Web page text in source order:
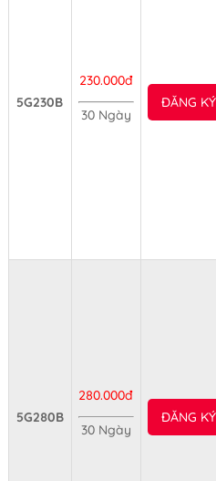
5G230B
230.000đ
30 Ngày
ĐĂNG KÝ
5G280B
280.000đ
30 Ngày
ĐĂNG KÝ